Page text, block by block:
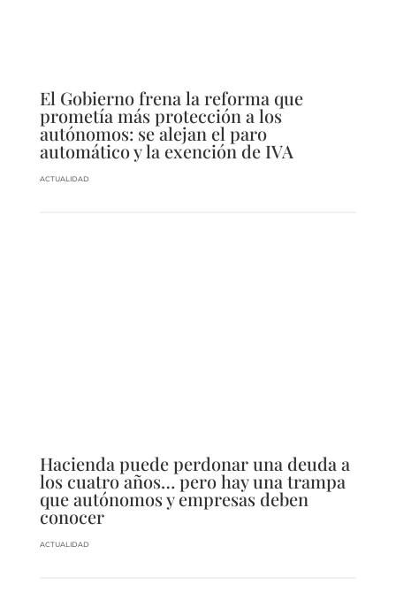
El Gobierno frena la reforma que
prometía más protección a los
autónomos: se alejan el paro
automático y la exención de IVA
ACTUALIDAD
Hacienda puede perdonar una deuda a
los cuatro años… pero hay una trampa
que autónomos y empresas deben
conocer
ACTUALIDAD